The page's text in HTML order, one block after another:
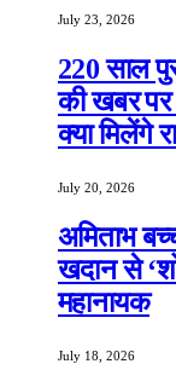
July 23, 2026
220 साल
की खबर पर
क्या मिलेंगे
July 20, 2026
अमिताभ
खदान से
महानायक
July 18, 2026